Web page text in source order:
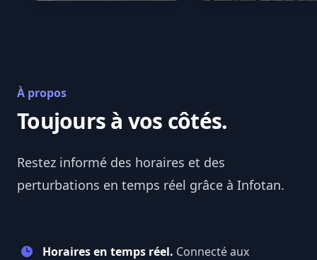
À propos
Toujours à vos côtés.
Restez informé des horaires et des
perturbations en temps réel grâce à Infotan.
Horaires en temps réel. Connecté aux